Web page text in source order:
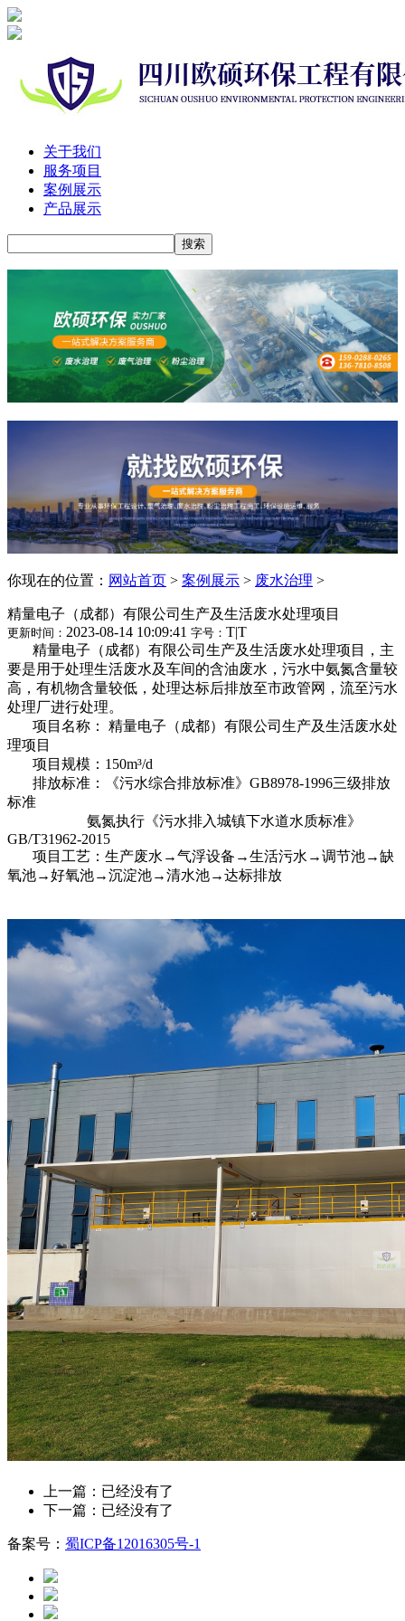
关于我们
服务项目
案例展示
产品展示
你现在的位置： 网站首页 > 案例展示 > 废水治理 >
精量电子（成都）有限公司生产及生活废水处理项目
更新时间： 2023-08-14 10:09:41 字号： T|T
精量电子（成都）有限公司生产及生活废水处理项目，主
要是用于处理生活废水及车间的含油废水，污水中氨氮含量较
高，有机物含量较低，处理达标后排放至市政管网，流至污水
处理厂进行处理。
项目名称：
精量电子（成都）有限公司生产及生活废水处
理项目
项目规模：150m³/d
排放标准：
《污水综合排放标准》GB8978-1996三级排放
标准
氨氮执行《污水排入城镇下水道水质标准》
GB/T31962-2015
项目工艺： 生产废水→气浮设备→生活污水→调节池→缺
氧池→好氧池→沉淀池→清水池→达标排放
上一篇：已经没有了
下一篇：已经没有了
备案号： 蜀ICP备12016305号-1